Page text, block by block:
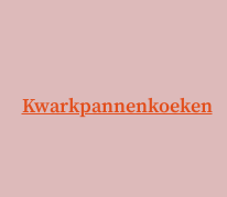
Kwarkpannenkoeken